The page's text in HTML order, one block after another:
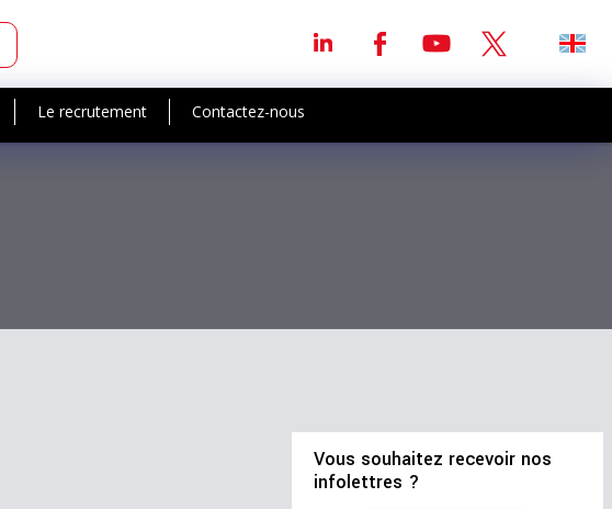
Le recrutement Contactez-nous
Vous souhaitez recevoir nos
infolettres ?